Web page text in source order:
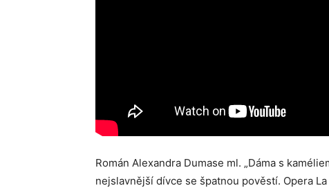
Román Alexandra Dumase ml. „Dáma s
nejslavnější dívce se špatnou pověstí. Opera